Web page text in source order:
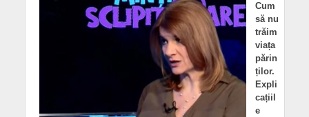
Cum
să nu
trăim
viața
părin
ților.
Expli
cațiil
e